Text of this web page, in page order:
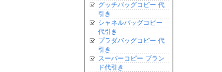
グッチバッグコピー 代
引き
シャネルバッグコピー
代引き
プラダバッグコピー 代
引き
スーパーコピー ブラン
ド代引き